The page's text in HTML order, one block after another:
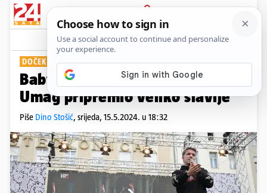
PRIJAVA
Show Komentari
DOČEK
Baby Lasagna se vraća kući!
Umag pripremio veliko slavlje
Piše Dino Stošić, srijeda, 15.5.2024. u 18:32